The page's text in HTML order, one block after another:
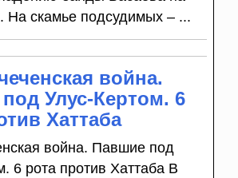
На скамье подсудимых – ...
война.
Улус-Кертом. 6
Хаттаба
война. Павшие под
6 рота против Хаттаба В